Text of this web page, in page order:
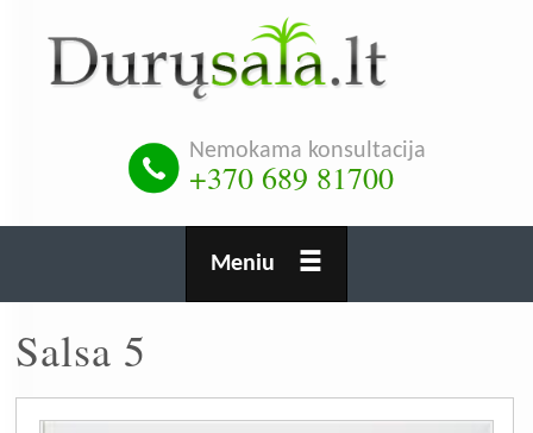
Pereiti
į
pagrindinį
turinį
Nemokama konsultacija
+370 689 81700
Meniu
Salsa 5